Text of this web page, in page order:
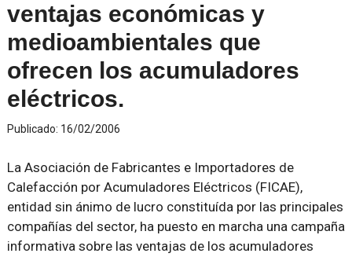
ventajas económicas y
medioambientales que
ofrecen los acumuladores
eléctricos.
Publicado: 16/02/2006
La Asociación de Fabricantes e Importadores de
Calefacción por Acumuladores Eléctricos (FICAE),
entidad sin ánimo de lucro constituída por las principales
compañías del sector, ha puesto en marcha una campaña
informativa sobre las ventajas de los acumuladores